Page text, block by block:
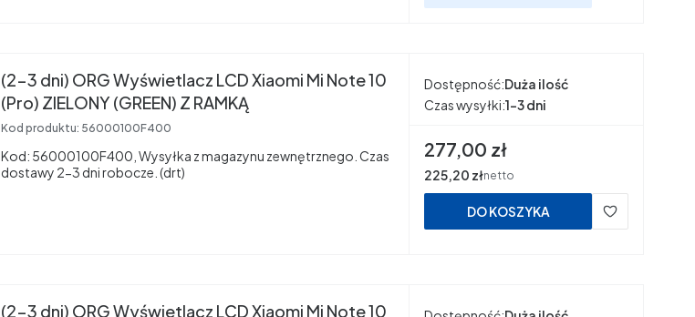
(2-3 dni) ORG Wyświetlacz LCD Xiaomi Mi Note 10
(Pro) ZIELONY (GREEN) Z RAMKĄ
Kod produktu: 56000100F400
Kod: 56000100F400, Wysyłka z magazynu zewnętrznego. Czas
dostawy 2-3 dni robocze. (drt)
Dostępność:Duża ilość
Czas wysyłki:1-3 dni
Cena
277,00 zł
Cena
225,20 złnetto
DO KOSZYKA
(2-3 dni) ORG Wyświetlacz LCD Xiaomi Mi Note 10